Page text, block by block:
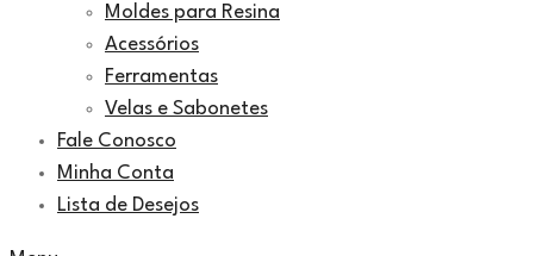
Moldes para Resina
Acessórios
Ferramentas
Velas e Sabonetes
Fale Conosco
Minha Conta
Lista de Desejos